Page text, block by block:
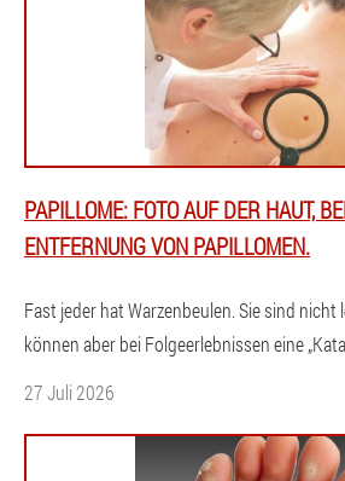
PAPILLOME: FOTO AUF DER HAUT,
ENTFERNUNG VON PAPILLOMEN.
Fast jeder hat Warzenbeulen. Sie sind nicht
können aber bei Folgeerlebnissen eine
27 Juli 2026